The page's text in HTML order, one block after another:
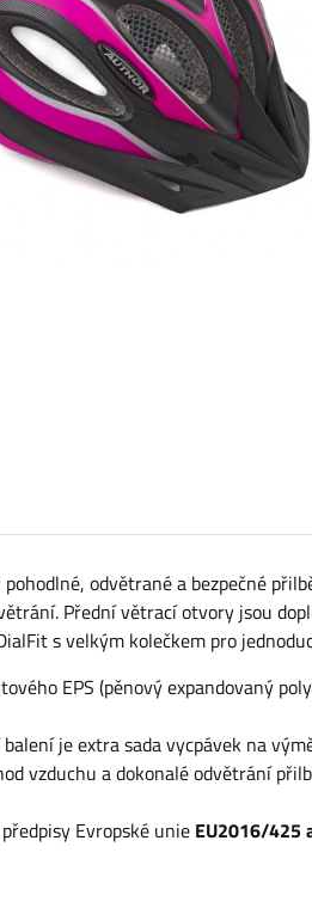
odvětrané a bezpečné
Přední větrací otvory jsou
s velkým kolečkem pro
EPS (pěnový expandovaný
je extra sada vycpávek na
vzduchu a dokonalé odvětrání
Evropské unie EU2016/425